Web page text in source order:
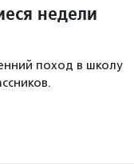
недели
поход в школу